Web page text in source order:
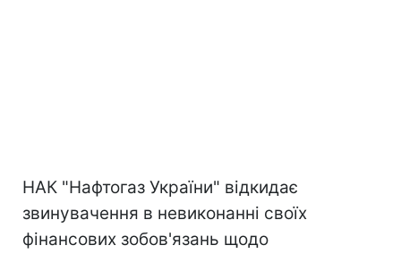
НАК "Нафтогаз України" відкидає
звинувачення в невиконанні своїх
фінансових зобов'язань щодо